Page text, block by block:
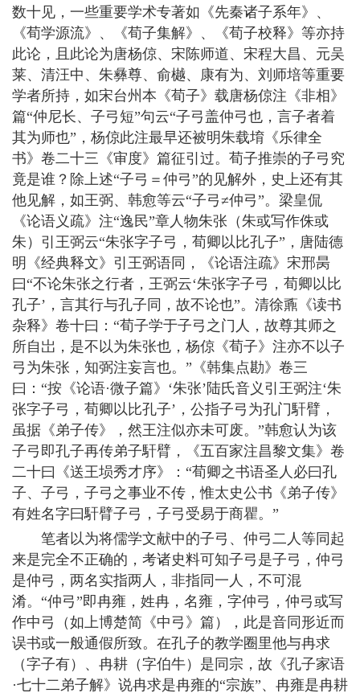
数十见，一些重要学术专著如《先秦诸子系年》、
《荀学源流》、《荀子集解》、《荀子校释》等亦持
此论，且此论为唐杨倞、宋陈师道、宋程大昌、元吴
莱、清汪中、朱彝尊、俞樾、康有为、刘师培等重要
学者所持，如宋台州本《荀子》载唐杨倞注《非相》
篇“仲尼长、子弓短”句云“子弓盖仲弓也，言子者着
其为师也”，杨倞此注最早还被明朱载堉《乐律全
书》卷二十三《审度》篇征引过。荀子推崇的子弓究
竟是谁？除上述“子弓＝仲弓”的见解外，史上还有其
他见解，如王弼、韩愈等云“子弓≠仲弓”。梁皇侃
《论语义疏》注“逸民”章人物朱张（朱或写作侏或
朱）引王弼云“朱张字子弓，荀卿以比孔子”，唐陆德
明《经典释文》引王弼语同，《论语注疏》宋邢昺
曰“不论朱张之行者，王弼云‘朱张字子弓，荀卿以比
孔子’，言其行与孔子同，故不论也”。清徐鼒《读书
杂释》卷十曰：“荀子学于子弓之门人，故尊其师之
所自岀，是不以为朱张也，杨倞《荀子》注亦不以子
弓为朱张，知弼注妄言也。”《韩集点勘》卷三
曰：“按《论语·微子篇》‘朱张’陆氏音义引王弼注‘朱
张字子弓，荀卿以比孔子’，公指子弓为孔门馯臂，
虽据《弟子传》，然王注似亦未可废。”韩愈认为该
子弓即孔子再传弟子馯臂，《五百家注昌黎文集》卷
二十曰《送王埙秀才序》：“荀卿之书语圣人必曰孔
子、子弓，子弓之事业不传，惟太史公书《弟子传》
有姓名字曰馯臂子弓，子弓受易于商瞿。”
笔者以为将儒学文献中的子弓、仲弓二人等同起
来是完全不正确的，考诸史料可知子弓是子弓，仲弓
是仲弓，两名实指两人，非指同一人，不可混
淆。“仲弓”即冉雍，姓冉，名雍，字仲弓，仲弓或写
作中弓（如上博楚简《中弓》篇），此是音同形近而
误书或一般通假所致。在孔子的教学圈里他与冉求
（字子有）、冉耕（字伯牛）是同宗，故《孔子家语
·七十二弟子解》说冉求是冉雍的“宗族”、冉雍是冉耕